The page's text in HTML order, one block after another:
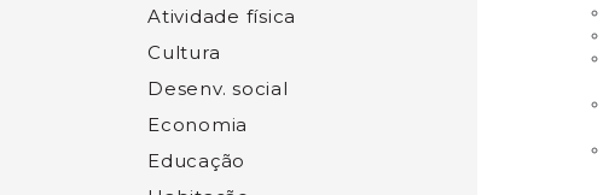
Atividade física
Cultura
Desenv. social
Economia
Educação